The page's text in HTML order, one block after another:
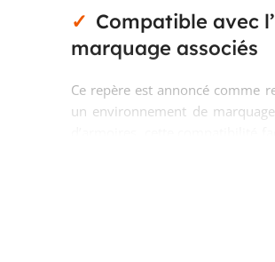
Compatible avec
marquage associés
Ce repère est annoncé comme
un environnement de
Montage adapté